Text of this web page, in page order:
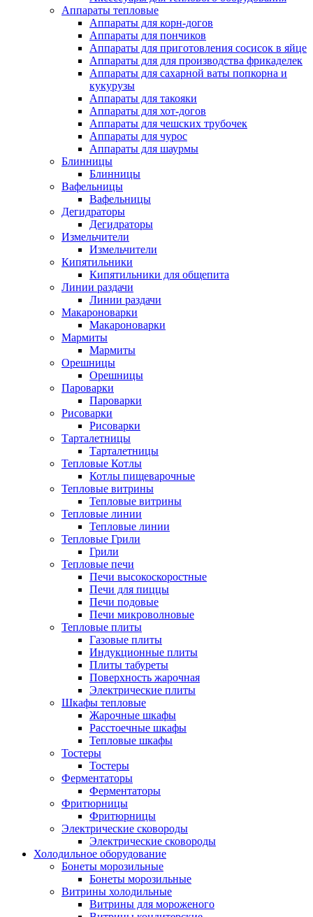
Аппараты тепловые
Аппараты для корн-догов
Аппараты для пончиков
Аппараты для приготовления сосисок в яйце
Аппараты для для производства фрикаделек
Аппараты для сахарной ваты попкорна и
кукурузы
Аппараты для такояки
Аппараты для хот-догов
Аппараты для чешских трубочек
Аппараты для чурос
Аппараты для шаурмы
Блинницы
Блинницы
Вафельницы
Вафельницы
Дегидраторы
Дегидраторы
Измельчители
Измельчители
Кипятильники
Кипятильники для общепита
Линии раздачи
Линии раздачи
Макароноварки
Макароноварки
Мармиты
Мармиты
Орешницы
Орешницы
Пароварки
Пароварки
Рисоварки
Рисоварки
Тарталетницы
Тарталетницы
Тепловые Котлы
Котлы пищеварочные
Тепловые витрины
Тепловые витрины
Тепловые линии
Тепловые линии
Тепловые Грили
Грили
Тепловые печи
Печи высокоскоростные
Печи для пиццы
Печи подовые
Печи микроволновые
Тепловые плиты
Газовые плиты
Индукционные плиты
Плиты табуреты
Поверхность жарочная
Электрические плиты
Шкафы тепловые
Жарочные шкафы
Расстоечные шкафы
Тепловые шкафы
Тостеры
Тостеры
Ферментаторы
Ферментаторы
Фритюрницы
Фритюрницы
Электрические сковороды
Электрические сковороды
Холодильное оборудование
Бонеты морозильные
Бонеты морозильные
Витрины холодильные
Витрины для мороженого